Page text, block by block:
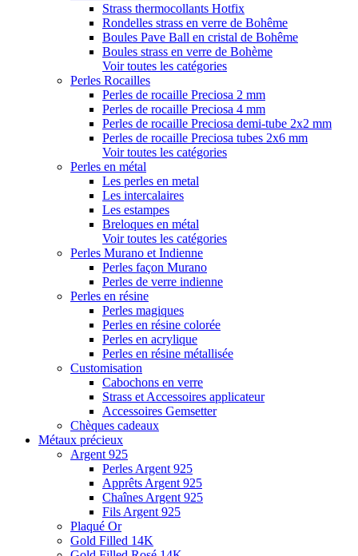
Strass thermocollants Hotfix
Rondelles strass en verre de Bohême
Boules Pave Ball en cristal de Bohême
Boules strass en verre de Bohème
Voir toutes les catégories
Perles Rocailles
Perles de rocaille Preciosa 2 mm
Perles de rocaille Preciosa 4 mm
Perles de rocaille Preciosa demi-tube 2x2 mm
Perles de rocaille Preciosa tubes 2x6 mm
Voir toutes les catégories
Perles en métal
Les perles en metal
Les intercalaires
Les estampes
Breloques en métal
Voir toutes les catégories
Perles Murano et Indienne
Perles façon Murano
Perles de verre indienne
Perles en résine
Perles magiques
Perles en résine colorée
Perles en acrylique
Perles en résine métallisée
Customisation
Cabochons en verre
Strass et Accessoires applicateur
Accessoires Gemsetter
Chèques cadeaux
Métaux précieux
Argent 925
Perles Argent 925
Apprêts Argent 925
Chaînes Argent 925
Fils Argent 925
Plaqué Or
Gold Filled 14K